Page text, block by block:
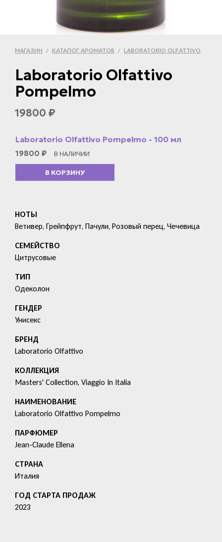
МАГАЗИН / КАТАЛОГ АРОМАТОВ / LABORATORIO OLFATTIVO
Laboratorio Olfattivo
Pompelmo
19800 ₽
Laboratorio Olfattivo Pompelmo - 100 мл
19800 ₽ В НАЛИЧИИ
В КОРЗИНУ
НОТЫ
Ветивер, Грейпфрут, Пачули, Розовый перец, Чечевица
СЕМЕЙСТВО
Цитрусовые
ТИП
Одеколон
ГЕНДЕР
Унисекс
БРЕНД
Laboratorio Olfattivo
КОЛЛЕКЦИЯ
Masters' Collection, Viaggio In Italia
HАИМЕНОВАНИЕ
Laboratorio Olfattivo Pompelmo
ПАРФЮМЕР
Jean-Claude Ellena
СТРАНА
Италия
ГОД СТАРТА ПРОДАЖ
2023